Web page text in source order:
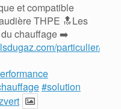
et compatible
THPE 🔝Les
chauffage ➡️
particulier/
#solution